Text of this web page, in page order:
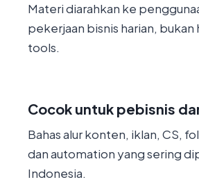
Materi diarahkan ke
pekerjaan bisnis harian, bukan
tools.
Cocok untuk pebisnis
Bahas alur konten, iklan, CS,
dan automation yang sering
Indonesia.